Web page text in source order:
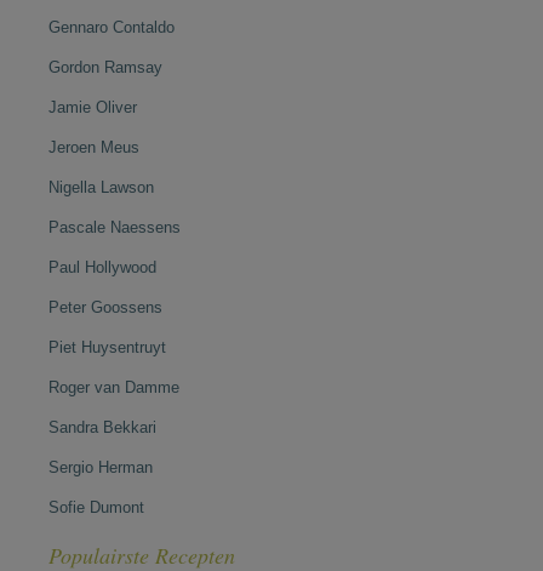
Gennaro Contaldo
Gordon Ramsay
Jamie Oliver
Jeroen Meus
Nigella Lawson
Pascale Naessens
Paul Hollywood
Peter Goossens
Piet Huysentruyt
Roger van Damme
Sandra Bekkari
Sergio Herman
Sofie Dumont
Populairste Recepten